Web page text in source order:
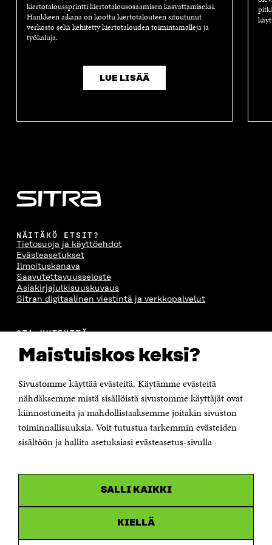
Maistuiskos keksi?
Sivustomme käyttää evästeitä. Käytämme evästeitä
nähdäksemme mistä sisällöistä sivustomme käyttäjät ovat
kiinnostuneita ja mahdollistaaksemme joitakin sivuston
toiminnallisuuksia. Voit tutustua tarkemmin evästeiden
sisältöön ja hallita asetuksiasi evästeasetus-sivulla
SALLI KAIKKI
KIELLÄ
kiertotaloussprintti kiertotalousosaamisen kasvattamiseksi.
Hankkeen aikana on koottu kiertotalouteen sitoutunut
verkosto sekä kehitetty kiertotalouden toimintamalleja ja
työkaluja.
LUE LISÄÄ
NÄITÄKÖ ETSIT?
Tietosuoja ja käyttöehdot
Evästeasetukset
Ilmoituskanava
Saavutettavuusseloste
Asiakirjajulkisuuskuvaus
Sitran digitaalinen viestintä ja verkkopalvelut
OTA YHTEYTTÄ
Itämerenkatu 11-13, PL 160,
00181 Helsinki
Puhelin +358 294 618 991
Sähköpostiosoite
Saapumisohjeet
Y-tunnus 0202132-3
uudessa